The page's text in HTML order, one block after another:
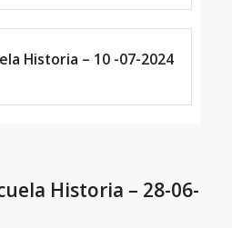
Historia – 10 -07-2024
Historia – 28-06-